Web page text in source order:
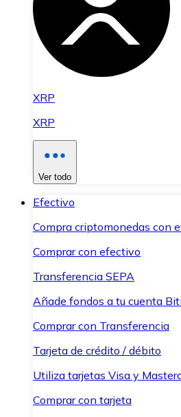
XRP
XRP
Ver todo
Efectivo
Compra criptomonedas con
Comprar con efectivo
Transferencia SEPA
Añade fondos a tu cuenta
Comprar con Transferencia
Tarjeta de crédito / débito
Utiliza tarjetas Visa y
Comprar con tarjeta